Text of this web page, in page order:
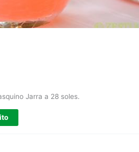
Jarra a 28 soles.